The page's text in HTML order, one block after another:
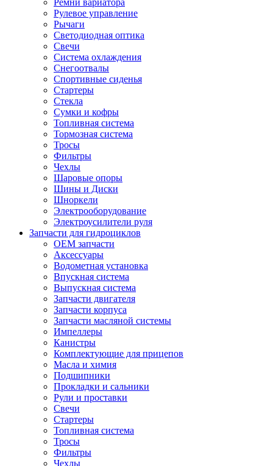
Рулевое управление
Рычаги
Светодиодная оптика
Свечи
Система охлаждения
Снегоотвалы
Спортивные сиденья
Стартеры
Стекла
Сумки и кофры
Топливная система
Тормозная система
Тросы
Фильтры
Чехлы
Шаровые опоры
Шины и Диски
Шноркели
Электрооборудование
Электроусилители руля
Запчасти для гидроциклов
OEM запчасти
Аксессуары
Водометная установка
Впускная система
Выпускная система
Запчасти двигателя
Запчасти корпуса
Запчасти масляной системы
Импеллеры
Канистры
Комплектующие для прицепов
Масла и химия
Подшипники
Прокладки и сальники
Рули и проставки
Свечи
Стартеры
Топливная система
Тросы
Фильтры
Чехлы